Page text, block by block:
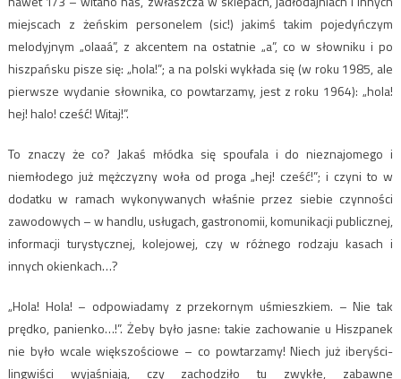
miejscach z żeńskim personelem (sic!) jakimś takim pojedyńczym
melodyjnym „olaaá”, z akcentem na ostatnie „a”, co w słowniku i po
hiszpańsku pisze się: „hola!”; a na polski wykłada się (w roku 1985, ale
pierwsze wydanie słownika, co powtarzamy, jest z roku 1964): „hola!
hej! halo! cześć! Witaj!”.
To znaczy że co? Jakaś młódka się spoufala i do nieznajomego i
niemłodego już mężczyzny woła od proga „hej! cześć!”; i czyni to w
dodatku w ramach wykonywanych właśnie przez siebie czynności
zawodowych – w handlu, usługach, gastronomii, komunikacji publicznej,
informacji turystycznej, kolejowej, czy w różnego rodzaju kasach i
innych okienkach…?
„Hola! Hola! – odpowiadamy z przekornym uśmieszkiem. – Nie tak
prędko, panienko…!”. Żeby było jasne: takie zachowanie u Hiszpanek
nie było wcale większościowe – co powtarzamy! Niech już iberyści-
lingwiści wyjaśniają, czy zachodziło tu zwykłe, zabawne